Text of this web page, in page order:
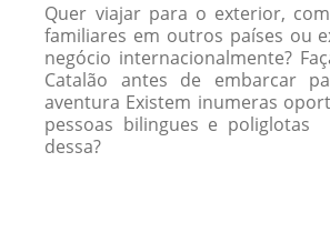
Quer viajar para o exterior,
familiares em outros países ou
negócio internacionalmente?
Catalão antes de embarcar
aventura Existem inumeras
pessoas bilingues e
dessa?